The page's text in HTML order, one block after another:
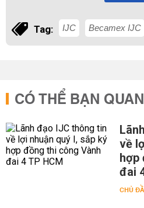
Tag: IJC Becamex IJC
CÓ THỂ BẠN
về
hợp
đai
CHỦ